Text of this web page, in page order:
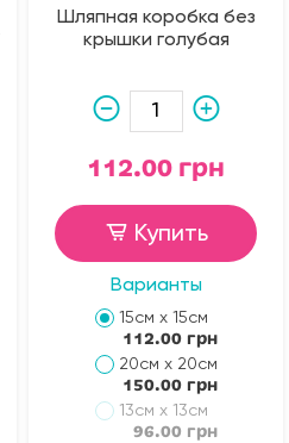
Шляпная коробка без
крышки голубая
112.00 грн
Купить
Варианты
15см х 15см
112.00 грн
20см х 20см
150.00 грн
13см х 13см
96.00 грн